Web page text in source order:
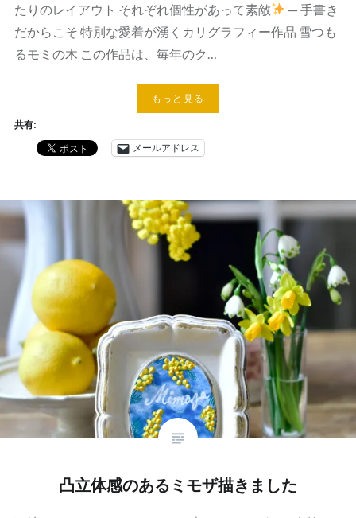
たりのレイアウト それぞれ個性があって素敵
— 手書き
だからこそ 特別な愛着が湧くカリグラフィー作品 雪つも
るモミの木 この作品は、毎年のク…
もっと見る
共有:
メールアドレス
凸立体感のあるミモザ描きました